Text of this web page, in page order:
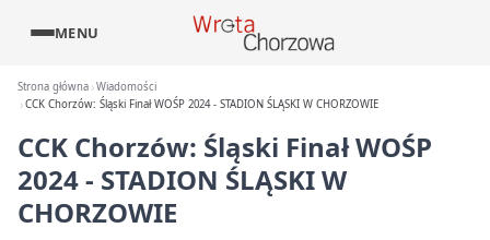
MENU
Strona główna Wiadomości
CCK Chorzów: Śląski Finał WOŚP 2024 - STADION ŚLĄSKI W CHORZOWIE
CCK Chorzów: Śląski Finał WOŚP
2024 - STADION ŚLĄSKI W
CHORZOWIE